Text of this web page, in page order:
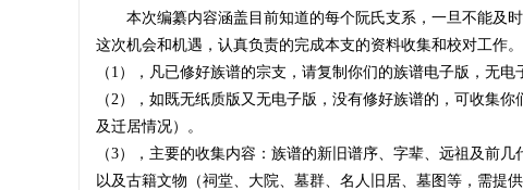
本次编纂内容涵盖目前知道的每个阮氏支系，一旦不能及
这次机会和机遇，认真负责的完成本支的资料收集和校对工作。
（1），凡已修好族谱的宗支，请复制你们的族谱电子版，无
（2），如既无纸质版又无电子版，没有修好族谱的，可收集
及迁居情况）。
（3），主要的收集内容：族谱的新旧谱序、字辈、远祖及前
以及古籍文物（祠堂、大院、墓群、名人旧居、墓图等，需提